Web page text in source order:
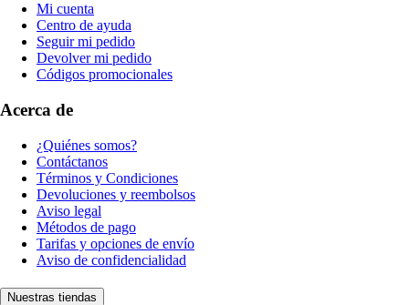
Mi cuenta
Centro de ayuda
Seguir mi pedido
Devolver mi pedido
Códigos promocionales
Acerca de
¿Quiénes somos?
Contáctanos
Términos y Condiciones
Devoluciones y reembolsos
Aviso legal
Métodos de pago
Tarifas y opciones de envío
Aviso de confidencialidad
Nuestras tiendas